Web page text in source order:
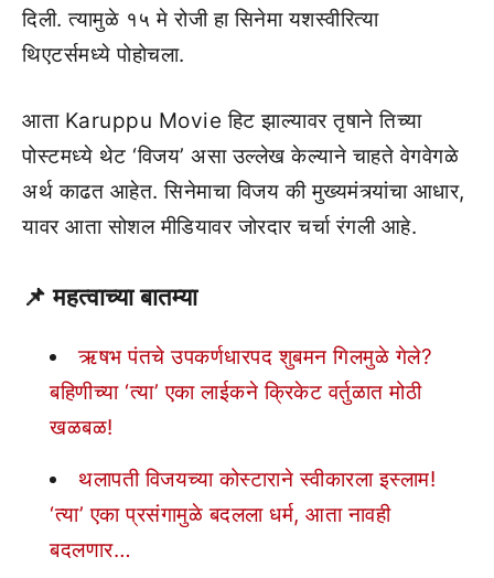
दिली. त्यामुळे १५ मे रोजी हा सिनेमा यशस्वीरित्या
थिएटर्समध्ये पोहोचला.
आता Karuppu Movie हिट झाल्यावर तृषाने तिच्या
पोस्टमध्ये थेट ‘विजय’ असा उल्लेख केल्याने चाहते वेगवेगळे
अर्थ काढत आहेत. सिनेमाचा विजय की मुख्यमंत्र्यांचा आधार,
यावर आता सोशल मीडियावर जोरदार चर्चा रंगली आहे.
📌महत्वाच्या बातम्या
ऋषभ पंतचे उपकर्णधारपद शुबमन गिलमुळे गेले?
बहिणीच्या ‘त्या’ एका लाईकने क्रिकेट वर्तुळात मोठी
खळबळ!
थलापती विजयच्या कोस्टाराने स्वीकारला इस्लाम!
‘त्या’ एका प्रसंगामुळे बदलला धर्म, आता नावही
बदलणार…